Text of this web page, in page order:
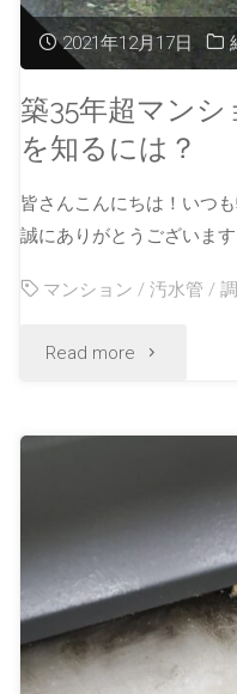
2021年12月17日
築35年超マン
を知るには？
皆さんこんにちは！いつ
誠にありがとうございま
マンション /汚水管 /
Read more